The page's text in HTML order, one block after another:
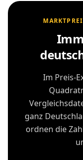
Im Preis-
ganz
ordnen die